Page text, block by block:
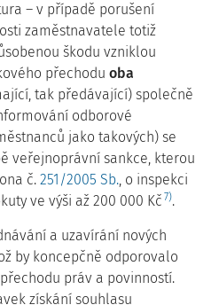
– v případě porušení
zaměstnavatele totiž
škodu vzniklou
přechodu oba
tak předávající) společně
odborové
jako takových) se
veřejnoprávní sankce, kterou
č. 251/2005 Sb., o inspekci
ve výši až 200 000 Kč 7).
a uzavírání nových
by koncepčně odporovalo
práv a povinností.
získání souhlasu